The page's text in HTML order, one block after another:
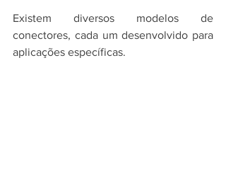
Existem diversos modelos de
conectores, cada um desenvolvido para
aplicações específicas.